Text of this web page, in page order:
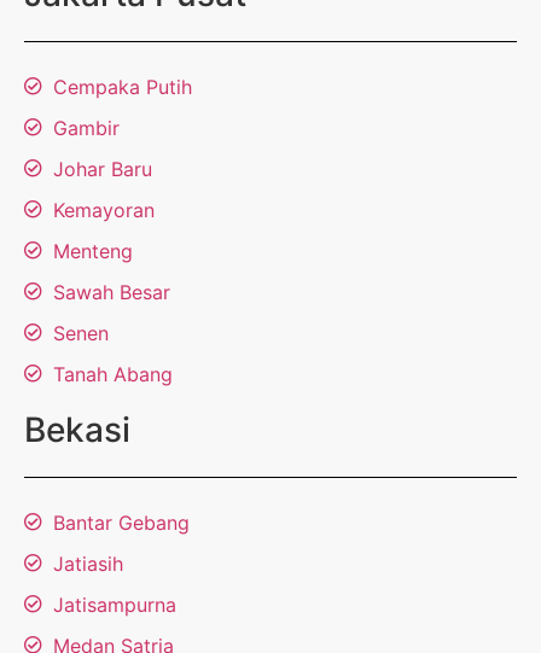
Cempaka Putih
Gambir
Johar Baru
Kemayoran
Menteng
Sawah Besar
Senen
Tanah Abang
Bekasi
Bantar Gebang
Jatiasih
Jatisampurna
Medan Satria